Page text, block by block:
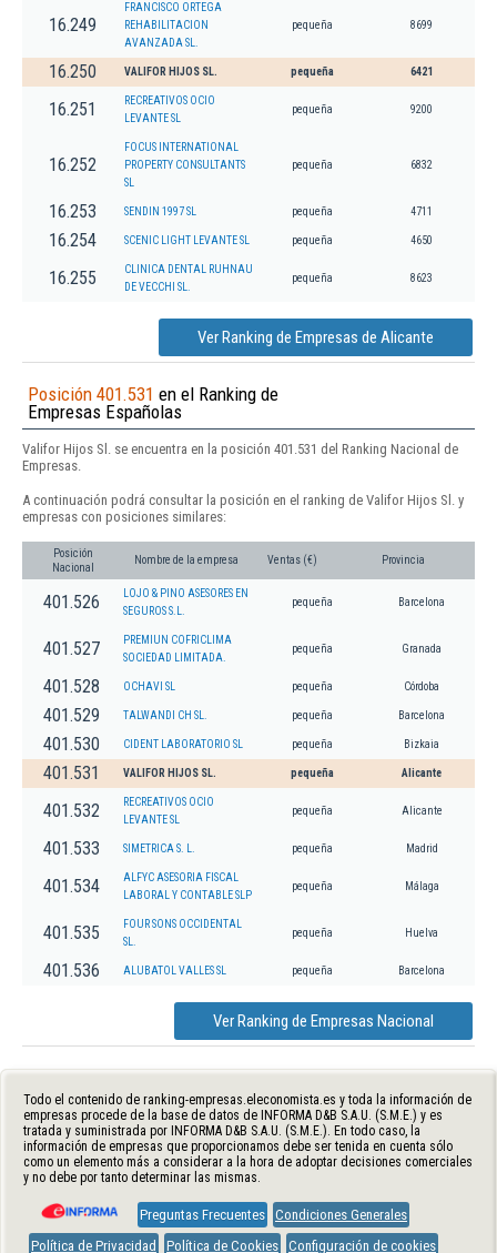
16.249
FRANCISCO ORTEGA
REHABILITACION
AVANZADA SL.
pequeña 8699
16.250 VALIFOR HIJOS SL. pequeña 6421
16.251
RECREATIVOS OCIO
LEVANTE SL
pequeña 9200
16.252
FOCUS INTERNATIONAL
PROPERTY CONSULTANTS
SL
pequeña 6832
16.253 SENDIN 1997 SL pequeña 4711
16.254 SCENIC LIGHT LEVANTE SL pequeña 4650
16.255
CLINICA DENTAL RUHNAU
DE VECCHI SL.
pequeña 8623
Ver Ranking de Empresas de Alicante
Posición 401.531 en el Ranking de
Empresas Españolas
Valifor Hijos Sl. se encuentra en la posición 401.531 del Ranking Nacional de
Empresas.
A continuación podrá consultar la posición en el ranking de Valifor Hijos Sl. y
empresas con posiciones similares:
Posición
Nacional
Nombre de la empresa Ventas (€) Provincia
401.526
LOJO & PINO ASESORES EN
SEGUROS S.L.
pequeña Barcelona
401.527
PREMIUN COFRICLIMA
SOCIEDAD LIMITADA.
pequeña Granada
401.528 OCHAVI SL pequeña Córdoba
401.529 TALWANDI CH SL. pequeña Barcelona
401.530 CIDENT LABORATORIO SL pequeña Bizkaia
401.531 VALIFOR HIJOS SL. pequeña Alicante
401.532
RECREATIVOS OCIO
LEVANTE SL
pequeña Alicante
401.533 SIMETRICA S. L. pequeña Madrid
401.534
ALFYC ASESORIA FISCAL
LABORAL Y CONTABLE SLP
pequeña Málaga
401.535
FOUR SONS OCCIDENTAL
SL.
pequeña Huelva
401.536 ALUBATOL VALLES SL pequeña Barcelona
Ver Ranking de Empresas Nacional
Todo el contenido de ranking-empresas.eleconomista.es y toda la información de
empresas procede de la base de datos de INFORMA D&B S.A.U. (S.M.E.) y es
tratada y suministrada por INFORMA D&B S.A.U. (S.M.E.). En todo caso, la
información de empresas que proporcionamos debe ser tenida en cuenta sólo
como un elemento más a considerar a la hora de adoptar decisiones comerciales
y no debe por tanto determinar las mismas.
Preguntas Frecuentes Condiciones Generales
Política de Privacidad
Política de Cookies Configuración de cookies